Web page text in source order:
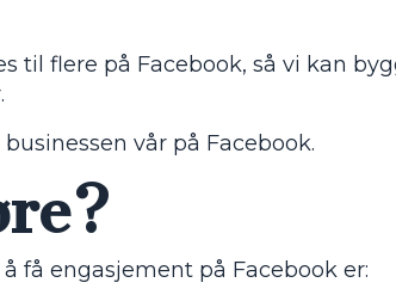
til flere på Facebook, så vi kan
vår på Facebook.
få engasjement på Facebook er: